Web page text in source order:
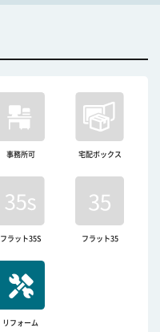
事務所可 宅配ボックス
フラット35S フラット35
リフォーム